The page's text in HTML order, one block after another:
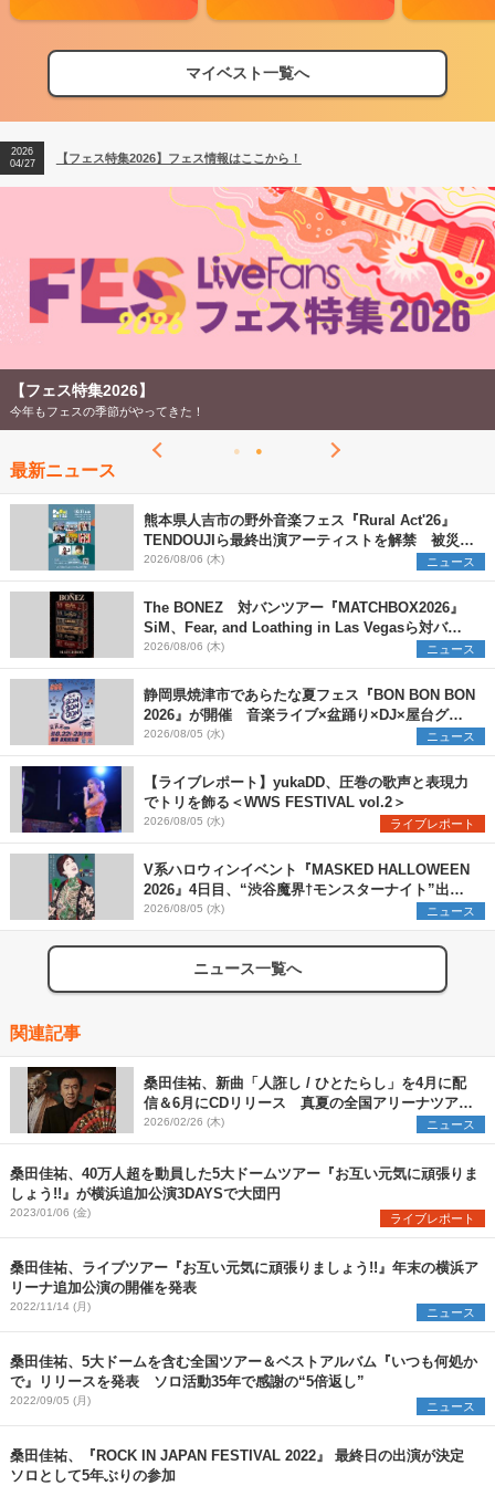
マイベスト一覧へ
【フェス特集2026】フェス情報はここから！
【ライブ動員ランキング】2026年上半期編発表！
2026
04/27
【フェス特集2026】フェス情報はここから！
2026
【ライブ動員ランキング】2026年上半期編発表！
【フェス特集2026】
今年もフェスの季節がやってきた！
最新ニュース
熊本県人吉市の野外音楽フェス『Rural Act'26』
TENDOUJIら最終出演アーティストを解禁 被災地
支援プロジェクトの始動も発表
2026/08/06 (木) ニュース
The BONEZ 対バンツアー『MATCHBOX2026』
SiM、Fear, and Loathing in Las Vegasら対バン
アーティストを一斉解禁
2026/08/06 (木) ニュース
静岡県焼津市であらたな夏フェス『BON BON BON
2026』が開催 音楽ライブ×盆踊り×DJ×屋台グル
メ×ランタンナイトで彩る2日間
2026/08/05 (水) ニュース
【ライブレポート】yukaDD、圧巻の歌声と表現力
でトリを飾る＜WWS FESTIVAL vol.2＞
2026/08/05 (水) ライブレポート
V系ハロウィンイベント『MASKED HALLOWEEN
2026』4日目、“渋谷魔界†モンスターナイト”出演6
組を発表
2026/08/05 (水) ニュース
ニュース一覧へ
関連記事
桑田佳祐、新曲「人誑し / ひとたらし」を4月に配
信＆6月にCDリリース 真夏の全国アリーナツアー
の開催が決定
2026/02/26 (木) ニュース
桑田佳祐、40万人超を動員した5大ドームツアー『お互い元気に頑張りま
しょう!!』が横浜追加公演3DAYSで大団円
2023/01/06 (金) ライブレポート
桑田佳祐、ライブツアー『お互い元気に頑張りましょう!!』年末の横浜ア
リーナ追加公演の開催を発表
2022/11/14 (月) ニュース
桑田佳祐、5大ドームを含む全国ツアー＆ベストアルバム『いつも何処か
で』リリースを発表 ソロ活動35年で感謝の“5倍返し”
2022/09/05 (月) ニュース
桑田佳祐、『ROCK IN JAPAN FESTIVAL 2022』 最終日の出演が決定
ソロとして5年ぶりの参加